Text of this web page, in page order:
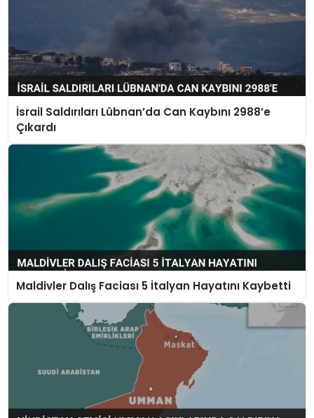
İsrail Saldırıları Lübnan’da Can Kaybını 2988’e
Çıkardı
Maldivler Dalış Faciası 5 İtalyan Hayatını Kaybetti